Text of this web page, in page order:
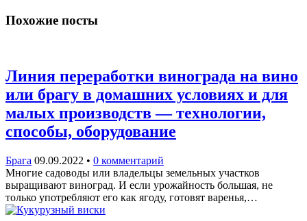
Похожие посты
Линия переработки винограда на вино
или брагу в домашних условиях и для
малых производств — технологии,
способы, оборудование
Брага 09.09.2022 • 0 комментарий
Многие садоводы или владельцы земельных участков
выращивают виноград. И если урожайность большая, не
только употребляют его как ягоду, готовят варенья,…